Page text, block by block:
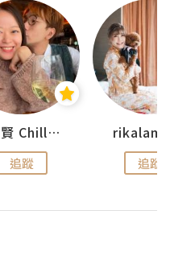
思思賢 ChillMyBabe
追蹤 追蹤